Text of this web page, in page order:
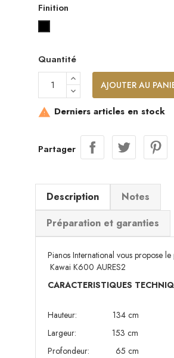
Finition
Quantité
AJOUTER AU
 Derniers articles en stock
Partager
Description
Notes
Préparation et garanties
Pianos International vous propose
Kawai K600 AURES2
CARACTERISTIQUES
Hauteur: 134 cm
Largeur: 153 cm
Profondeur: 65 cm